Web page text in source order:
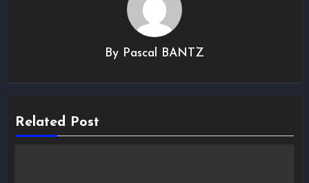
By Pascal BANTZ
Related Post